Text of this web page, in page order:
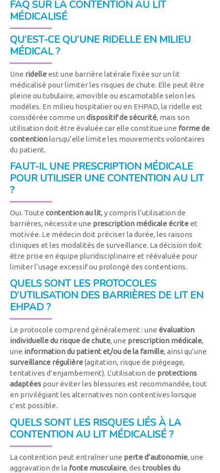
FAQ SUR LA CONTENTION AU LIT
MÉDICALISÉ
QU’EST-CE QU’UNE RIDELLE EN MILIEU
MÉDICAL ?
Une ridelle est une barrière latérale fixée sur un lit
médicalisé pour limiter les risques de chute. Elle peut être
pleine ou tubulaire, amovible ou escamotable selon les
modèles. En milieu hospitalier ou en EHPAD, la ridelle est
considérée comme un dispositif de sécurité, mais son
utilisation doit être évaluée car elle constitue une forme de
contention lorsqu’elle limite les mouvements volontaires
du patient.
FAUT-IL UNE PRESCRIPTION MÉDICALE
POUR UTILISER UNE CONTENTION AU LIT
?
Oui. Toute contention au lit, y compris l’utilisation de
barrières, nécessite une prescription médicale écrite et
motivée. Le médecin doit préciser la durée, les raisons
cliniques et les modalités de surveillance. La décision doit
être prise en équipe pluridisciplinaire et réévaluée pour
limiter l’usage excessif ou prolongé des contentions.
QUELS SONT LES PROTOCOLES
D’UTILISATION DES BARRIÈRES DE LIT EN
EHPAD ?
Le protocole comprend généralement : une évaluation
individuelle du risque de chute, une prescription médicale,
une information du patient et/ou de la famille, ainsi qu’une
surveillance régulière(agitation, risque de piégeage,
tentatives d’enjambement). L’utilisation de protections
adaptées pour éviter les blessures est recommandée, tout
en privilégiant les alternatives non contentives lorsque
c’est possible.
QUELS SONT LES RISQUES LIÉS À LA
CONTENTION AU LIT MÉDICALISÉ ?
La contention peut entraîner une perte d’autonomie, une
aggravation de la fonte musculaire, des troubles du